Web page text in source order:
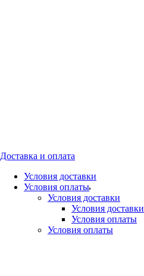
Доставка и оплата
Условия доставки
Условия оплаты
Условия доставки
Условия доставки
Условия оплаты
Условия оплаты